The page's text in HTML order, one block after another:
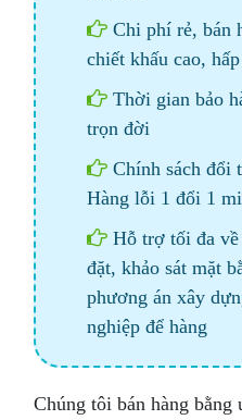
Chi phí rẻ, bán
chiết khấu cao, hấp
Thời gian bảo
trọn đời
Chính sách đổi
Hàng lỗi 1 đổi 1
Hỗ trợ tối đa
đặt, khảo sát mặt
phương án xây
nghiệp để hàng
Chúng tôi bán hàng